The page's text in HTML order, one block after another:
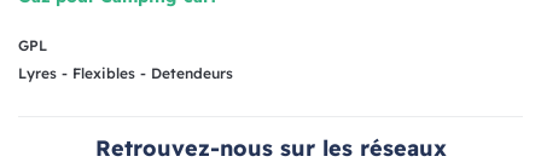
GPL
Lyres - Flexibles - Detendeurs
Retrouvez-nous sur les réseaux